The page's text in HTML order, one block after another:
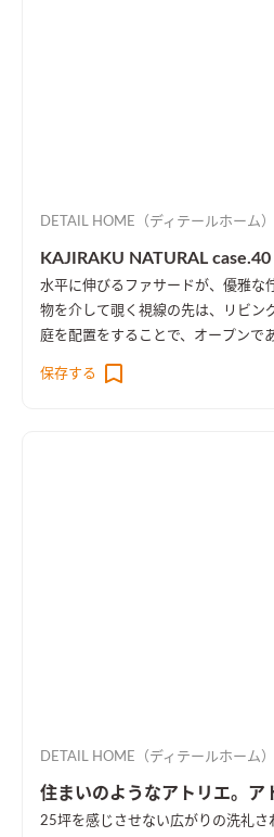
DETAIL HOME（ディテールホーム）
KAJIRAKU NATURAL case.40
水平に伸びるファサードが、優雅な
物を介して覗く視線の先は、リビン
庭を配置をすることで、オープンで
保存する
DETAIL HOME（ディテールホーム）
住まいのようなアトリエ。ア
25坪を感じさせない広がりの洗礼さ